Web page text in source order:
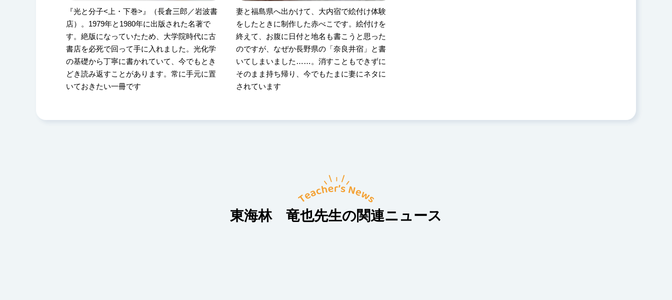
『光と分子<上・下巻>』（長倉三郎／岩波書
店）。1979年と1980年に出版された名著で
す。絶版になっていたため、大学院時代に古
書店を必死で回って手に入れました。光化学
の基礎から丁寧に書かれていて、今でもとき
どき読み返すことがあります。常に手元に置
いておきたい一冊です
妻と福島県へ出かけて、大内宿で絵付け体験
をしたときに制作した赤べこです。絵付けを
終えて、お腹に日付と地名も書こうと思った
のですが、なぜか長野県の「奈良井宿」と書
いてしまいました……。消すこともできずに
そのまま持ち帰り、今でもたまに妻にネタに
されています
東海林 竜也先生の関連ニュース